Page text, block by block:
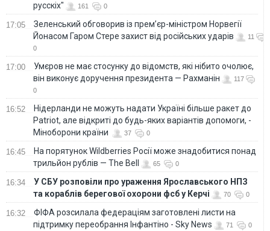
русскіх"
161 0
17:05
Зеленський обговорив із прем’єр-міністром Норвегії
Йонасом Гаром Стере захист від російських ударів
11
0
17:00
Умєров не має стосунку до відомств, які нібито очолює,
він виконує доручення президента — Рахманін
117
0
16:52
Нідерланди не можуть надати Україні більше ракет до
Patriot, але відкриті до будь-яких варіантів допомоги, -
Міноборони країни
37 0
16:45
На порятунок Wildberries Росії може знадобитися понад
трильйон рублів — The Bell
65 0
16:34
У СБУ розповіли про ураження Ярославського НПЗ
та кораблів берегової охорони фсб у Керчі
70 0
16:32
ФІФА розсилала федераціям заготовлені листи на
підтримку переобрання Інфантіно - Sky News
71 0